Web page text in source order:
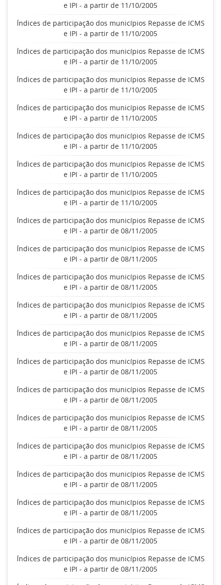
e IPI - a partir de 11/10/2005
Índices de participação dos municípios Repasse de ICMS
e IPI - a partir de 11/10/2005
Índices de participação dos municípios Repasse de ICMS
e IPI - a partir de 11/10/2005
Índices de participação dos municípios Repasse de ICMS
e IPI - a partir de 11/10/2005
Índices de participação dos municípios Repasse de ICMS
e IPI - a partir de 11/10/2005
Índices de participação dos municípios Repasse de ICMS
e IPI - a partir de 11/10/2005
Índices de participação dos municípios Repasse de ICMS
e IPI - a partir de 11/10/2005
Índices de participação dos municípios Repasse de ICMS
e IPI - a partir de 11/10/2005
Índices de participação dos municípios Repasse de ICMS
e IPI - a partir de 08/11/2005
Índices de participação dos municípios Repasse de ICMS
e IPI - a partir de 08/11/2005
Índices de participação dos municípios Repasse de ICMS
e IPI - a partir de 08/11/2005
Índices de participação dos municípios Repasse de ICMS
e IPI - a partir de 08/11/2005
Índices de participação dos municípios Repasse de ICMS
e IPI - a partir de 08/11/2005
Índices de participação dos municípios Repasse de ICMS
e IPI - a partir de 08/11/2005
Índices de participação dos municípios Repasse de ICMS
e IPI - a partir de 08/11/2005
Índices de participação dos municípios Repasse de ICMS
e IPI - a partir de 08/11/2005
Índices de participação dos municípios Repasse de ICMS
e IPI - a partir de 08/11/2005
Índices de participação dos municípios Repasse de ICMS
e IPI - a partir de 08/11/2005
Índices de participação dos municípios Repasse de ICMS
e IPI - a partir de 08/11/2005
Índices de participação dos municípios Repasse de ICMS
e IPI - a partir de 08/11/2005
Índices de participação dos municípios Repasse de ICMS
e IPI - a partir de 08/11/2005